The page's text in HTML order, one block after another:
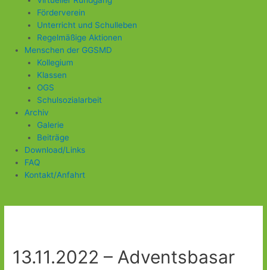
Förderverein
Unterricht und Schulleben
Regelmäßige Aktionen
Menschen der GGSMD
Kollegium
Klassen
OGS
Schulsozialarbeit
Archiv
Galerie
Beiträge
Download/Links
FAQ
Kontakt/Anfahrt
13.11.2022 – Adventsbasar